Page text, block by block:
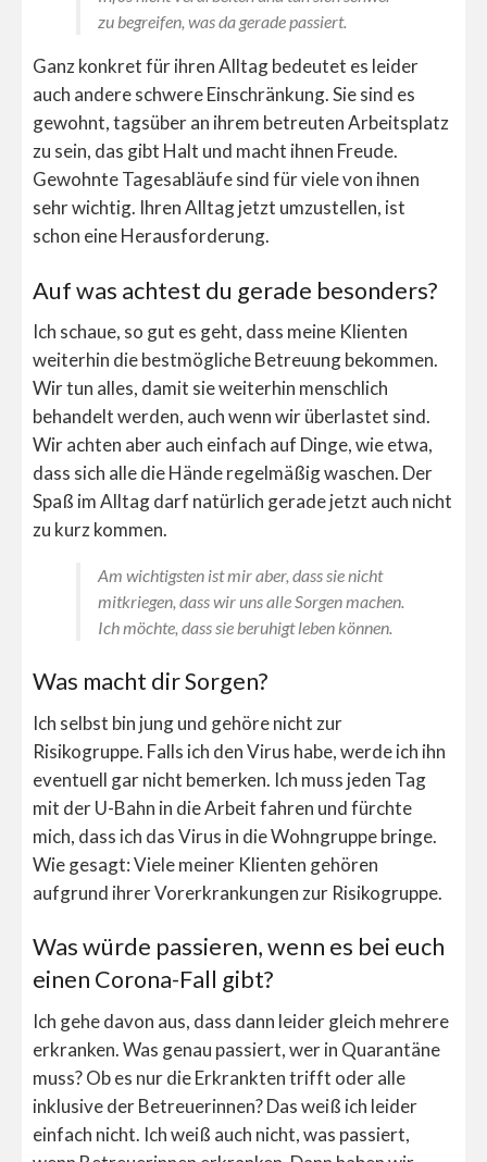
zu begreifen, was da gerade passiert.
Ganz konkret für ihren Alltag bedeutet es leider
auch andere schwere Einschränkung. Sie sind es
gewohnt, tagsüber an ihrem betreuten Arbeitsplatz
zu sein, das gibt Halt und macht ihnen Freude.
Gewohnte Tagesabläufe sind für viele von ihnen
sehr wichtig. Ihren Alltag jetzt umzustellen, ist
schon eine Herausforderung.
Auf was achtest du gerade besonders?
Ich schaue, so gut es geht, dass meine Klienten
weiterhin die bestmögliche Betreuung bekommen.
Wir tun alles, damit sie weiterhin menschlich
behandelt werden, auch wenn wir überlastet sind.
Wir achten aber auch einfach auf Dinge, wie etwa,
dass sich alle die Hände regelmäßig waschen. Der
Spaß im Alltag darf natürlich gerade jetzt auch nicht
zu kurz kommen.
Am wichtigsten ist mir aber, dass sie nicht
mitkriegen, dass wir uns alle Sorgen machen.
Ich möchte, dass sie beruhigt leben können.
Was macht dir Sorgen?
Ich selbst bin jung und gehöre nicht zur
Risikogruppe. Falls ich den Virus habe, werde ich ihn
eventuell gar nicht bemerken. Ich muss jeden Tag
mit der U-Bahn in die Arbeit fahren und fürchte
mich, dass ich das Virus in die Wohngruppe bringe.
Wie gesagt: Viele meiner Klienten gehören
aufgrund ihrer Vorerkrankungen zur Risikogruppe.
Was würde passieren, wenn es bei euch
einen Corona-Fall gibt?
Ich gehe davon aus, dass dann leider gleich mehrere
erkranken. Was genau passiert, wer in Quarantäne
muss? Ob es nur die Erkrankten trifft oder alle
inklusive der Betreuerinnen? Das weiß ich leider
einfach nicht. Ich weiß auch nicht, was passiert,